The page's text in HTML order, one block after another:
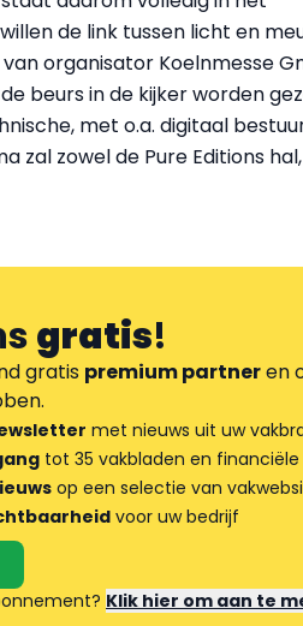
de link tussen licht en
organisator Koelnmesse
beurs in de kijker worden
met o.a. digitaal
zal zowel de Pure Editions
gratis!
gratis premium partneren
met nieuws uit uw
tot 35 vakbladen en
op een selectie van
voor uw bedrijf
Klik hier om aan te